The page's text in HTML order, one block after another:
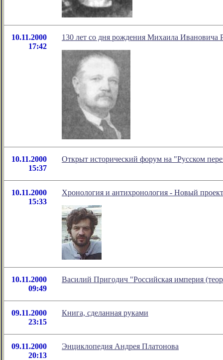
10.11.2000
17:42
130 лет со дня рождения Михаила Ивановича
10.11.2000
15:37
Открыт исторический форум на "Русском
10.11.2000
15:33
Хронология и антихронология - Новый
10.11.2000
09:49
Василий Пригодич "Российская империя
09.11.2000
23:15
Книга, сделанная руками
09.11.2000
20:13
Энциклопедия Андрея Платонова